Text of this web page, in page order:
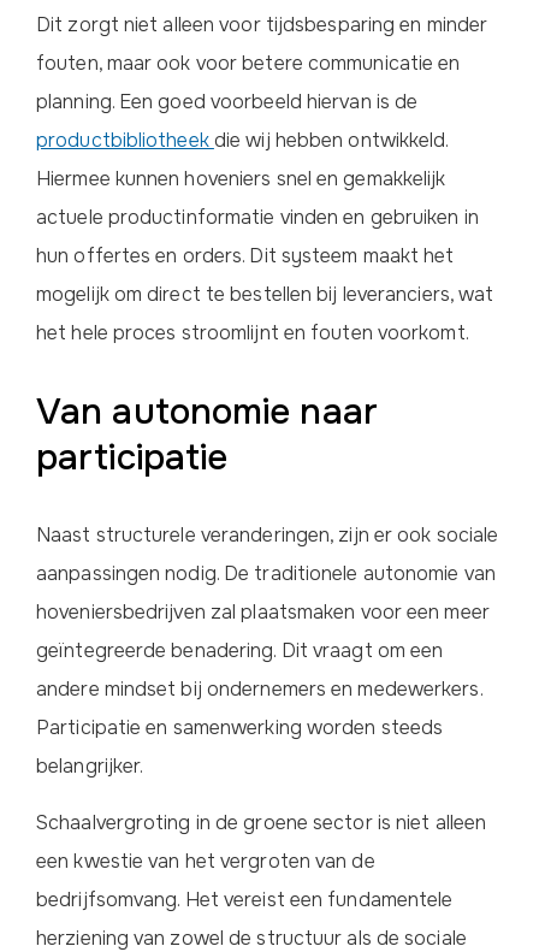
Dit zorgt niet alleen voor tijdsbesparing en minder
fouten, maar ook voor betere communicatie en
planning. Een goed voorbeeld hiervan is de
productbibliotheekdie wij hebben ontwikkeld.
Hiermee kunnen hoveniers snel en gemakkelijk
actuele productinformatie vinden en gebruiken in
hun offertes en orders. Dit systeem maakt het
mogelijk om direct te bestellen bij leveranciers, wat
het hele proces stroomlijnt en fouten voorkomt.
Van autonomie naar
participatie
Naast structurele veranderingen, zijn er ook sociale
aanpassingen nodig. De traditionele autonomie van
hoveniersbedrijven zal plaatsmaken voor een meer
geïntegreerde benadering. Dit vraagt om een
andere mindset bij ondernemers en medewerkers.
Participatie en samenwerking worden steeds
belangrijker.
Schaalvergroting in de groene sector is niet alleen
een kwestie van het vergroten van de
bedrijfsomvang. Het vereist een fundamentele
herziening van zowel de structuur als de sociale